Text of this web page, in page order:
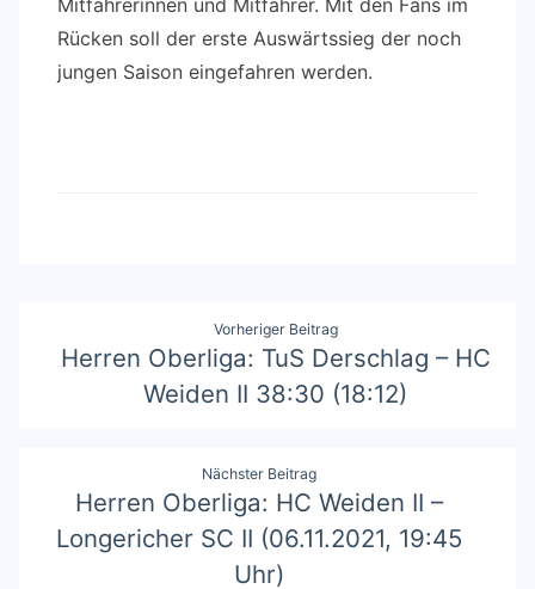
Mitfahrerinnen und Mitfahrer. Mit den Fans im
Rücken soll der erste Auswärtssieg der noch
jungen Saison eingefahren werden.
Beitragsnavigation
Vorheriger Beitrag
Herren Oberliga: TuS Derschlag – HC
Weiden II 38:30 (18:12)
Nächster Beitrag
Herren Oberliga: HC Weiden II –
Longericher SC II (06.11.2021, 19:45
Uhr)